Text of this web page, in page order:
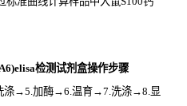
检测试剂盒操作步骤
涤→5.加酶→6.温育→7.洗涤→8.显